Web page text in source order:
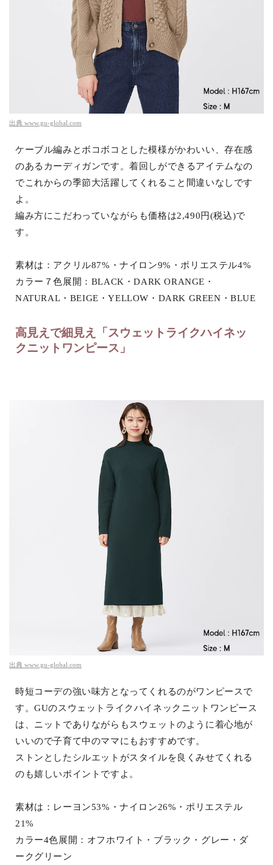
出典 www.gu-global.com
ケーブル編みとボコボコとした模様がかわいい、存在感
のあるカーディガンです。着回しができるアイテムなの
でこれからの季節大活躍してくれること間違いなしです
よ。
編み方にこだわっていながらも価格は2,490円(税込)で
す。
素材は：アクリル87%・ナイロン9%・ポリエステル4%
カラー７色展開：BLACK・DARK ORANGE・
NATURAL・BEIGE・YELLOW・DARK GREEN・BLUE
高見えで細見え「スウェットライクハイネッ
クニットワンピース」
出典 www.gu-global.com
時短コーデの強い味方となってくれるのがワンピースで
す。GUのスウェットライクハイネックニットワンピース
は、ニットでありながらもスウェットのように着心地が
いいので子育て中のママにもおすすめです。
ストンとしたシルエットがスタイルを良くみせてくれる
のも嬉しいポイントですよ。
素材は：レーヨン53%・ナイロン26%・ポリエステル
21%
カラー4色展開：オフホワイト・ブラック・グレー・ダ
ークグリーン